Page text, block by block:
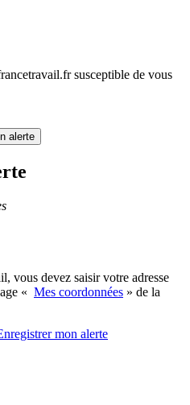
susceptible de vous
alerte
vous devez saisir votre adresse
« Mes coordonnées » de la
mon alerte